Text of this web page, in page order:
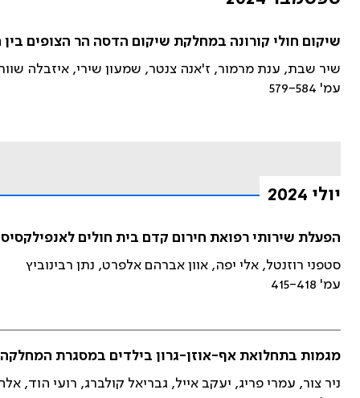
שיקום חולי קורונה במחלקת שיקום הדסה הר הצופים בין השנים
שיר שבת, ענת מרמור, ז'אנה צנטר, שמעון שירי, איזבלה
עמ' 579-584
יולי 2024
הפעלת שירותי רפואת חירום קדם בית חולים
סטפני רוזנטל, אלי יפה, אוון אברהם אלפרט, נתן רבינוביץ
עמ' 415-418
מגמות בתחלואת אף-אוזן-גרון בילדים במסגרת
ניר צור, עמרי פריג, יעקב אייל, גבריאל קולברג, רועי הוד,